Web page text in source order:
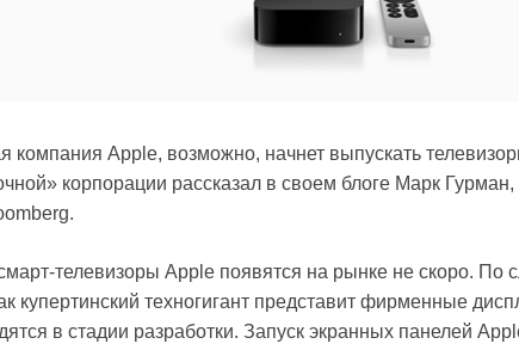
компания Apple, возможно, начнет выпускать
корпорации рассказал в своем блоге Марк
телевизоры Apple появятся на рынке не скоро. По
купертинский техногигант представит фирменные
в стадии разработки. Запуск экранных панелей